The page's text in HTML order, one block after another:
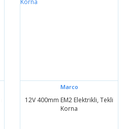
Marco
12V 400mm EM2 Elektrikli, Tekli
Korna